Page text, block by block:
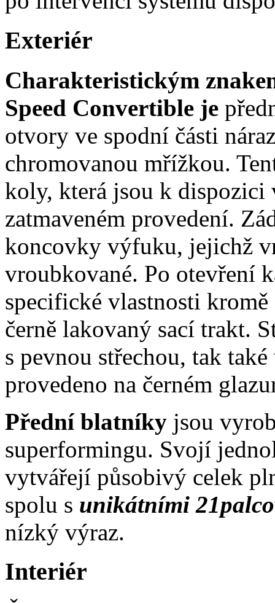
Exteriér
Charakteristickým
Speed Convertible je
otvory ve spodní části
chromovanou mřížkou.
koly, která jsou k dispozici
zatmaveném provedení.
koncovky výfuku, jejichž
vroubkované. Po otevření
specifické vlastnosti
černě lakovaný sací trakt.
s pevnou střechou, tak
provedeno na černém
Přední blatníky jsou
superformingu. Svojí
vytvářejí působivý celek
spolu s unikátními
nízký výraz.
Interiér